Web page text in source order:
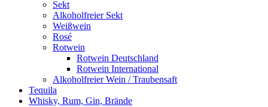
Sekt
Alkoholfreier Sekt
Weißwein
Rosé
Rotwein
Rotwein Deutschland
Rotwein International
Alkoholfreier Wein / Traubensaft
Tequila
Whisky, Rum, Gin, Brände